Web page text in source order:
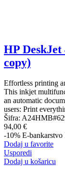
HP
copy)
Effortless printing
This inkjet
an automatic
users: Print
Šifra:
94,00 €
-10% E-bankarstvo
Dodaj u favorite
Usporedi
Dodaj u košaricu